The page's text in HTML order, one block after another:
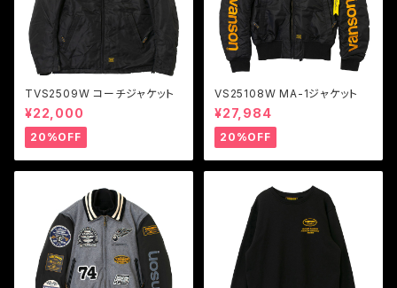
TVS2509W コーチジャケット
¥22,000
20%OFF
VS25108W MA-1ジャケット
¥27,984
20%OFF